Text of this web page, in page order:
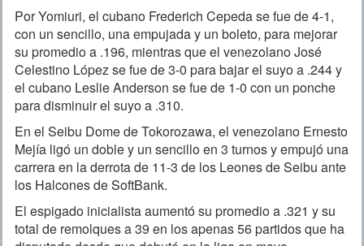
Por Yomiuri, el cubano Frederich Cepeda se fue de 4-1,
con un sencillo, una empujada y un boleto, para mejorar
su promedio a .196, mientras que el venezolano José
Celestino López se fue de 3-0 para bajar el suyo a .244 y
el cubano Leslie Anderson se fue de 1-0 con un ponche
para disminuir el suyo a .310.
En el Seibu Dome de Tokorozawa, el venezolano Ernesto
Mejía ligó un doble y un sencillo en 3 turnos y empujó una
carrera en la derrota de 11-3 de los Leones de Seibu ante
los Halcones de SoftBank.
El espigado inicialista aumentó su promedio a .321 y su
total de remolques a 39 en los apenas 56 partidos que ha